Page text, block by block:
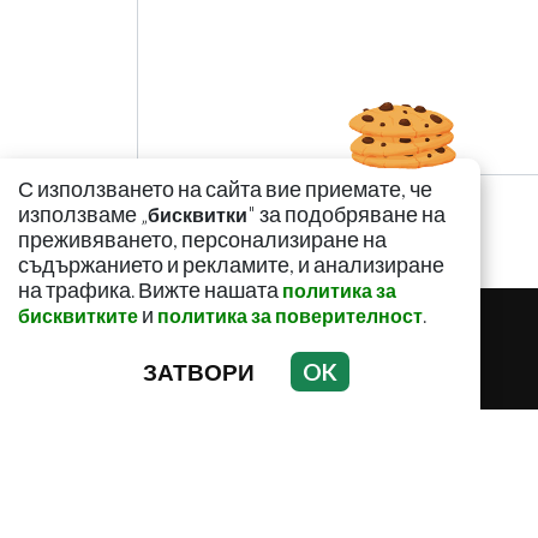
С използването на сайта вие приемате, че
използваме „бисквитки" за подобряване на
преживяването, персонализиране на
съдържанието и рекламите, и анализиране
на трафика. Вижте нашата политика за
бисквитките и политика за поверителност.
ЗАТВОРИ OK